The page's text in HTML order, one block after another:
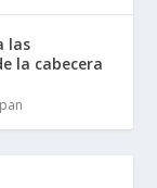
las
la cabecera